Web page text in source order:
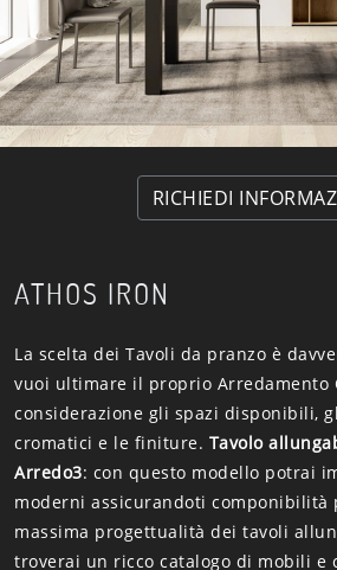
RICHIEDI
ATHOS IRON
La scelta dei Tavoli da pranzo è
vuoi ultimare il proprio Arredamento
considerazione gli spazi disponibili,
cromatici e le finiture. Tavolo
Arredo3: con questo modello potrai
moderni assicurandoti componibilità
massima progettualità dei tavoli
troverai un ricco catalogo di mobili e